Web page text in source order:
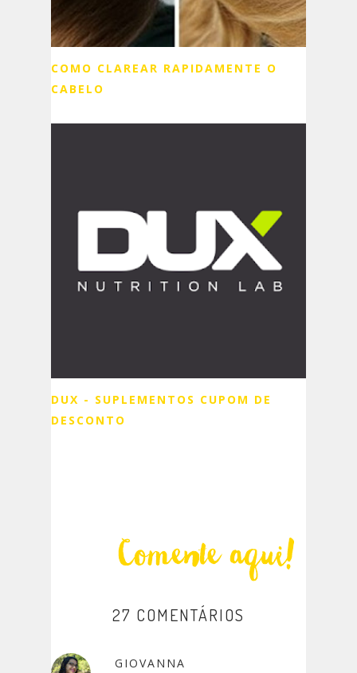
COMO CLAREAR RAPIDAMENTE O
CABELO
DUX - SUPLEMENTOS CUPOM DE
DESCONTO
27 COMENTÁRIOS
GIOVANNA